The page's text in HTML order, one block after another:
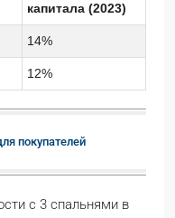
капитала (2023)
14%
12%
покупателей
с 3 спальнями в